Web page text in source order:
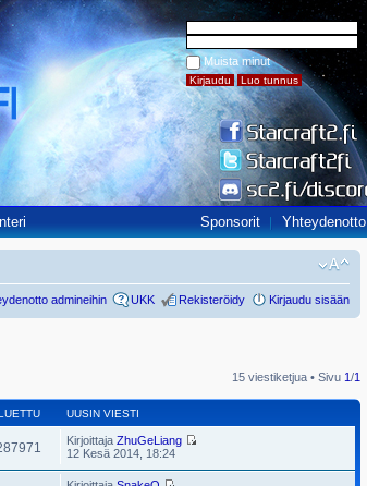
Muista minut
Sponsorit Yhteydenotto
admineihin UKK Rekisteröidy Kirjaudu sisään
15 viestiketjua • Sivu 1/1
UUSIN VIESTI
Kirjoittaja ZhuGeLiang
12 Kesä 2014, 18:24